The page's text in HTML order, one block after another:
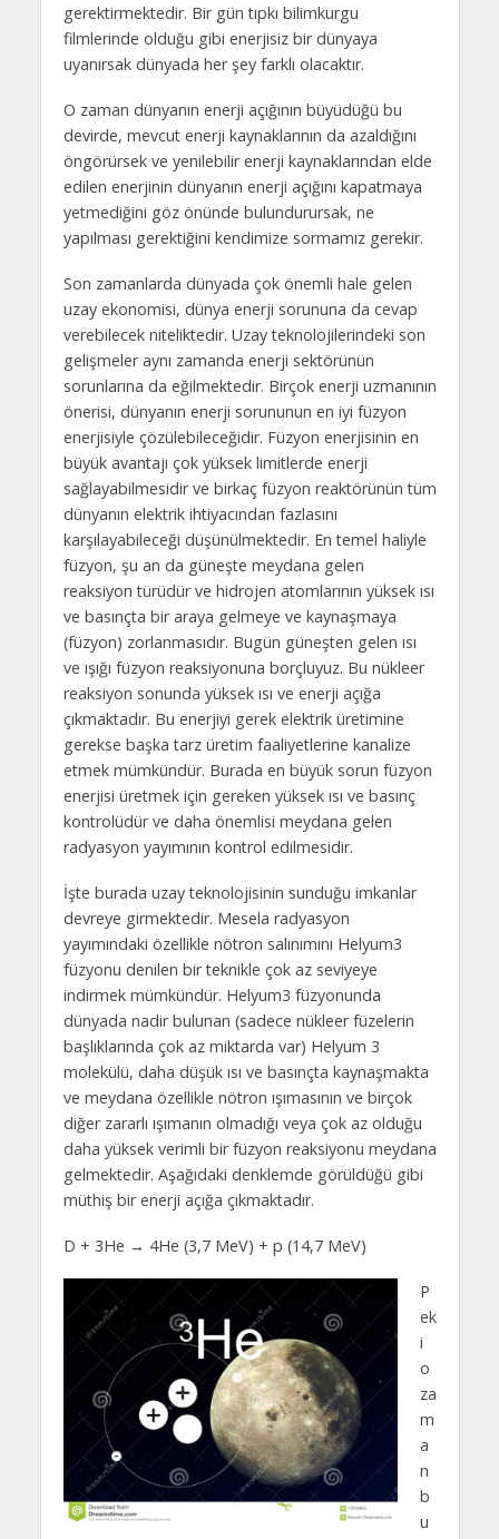
gerektirmektedir. Bir gün tıpkı bilimkurgu
filmlerinde olduğu gibi enerjisiz bir dünyaya
uyanırsak dünyada her şey farklı olacaktır.
O zaman dünyanın enerji açığının büyüdüğü bu
devirde, mevcut enerji kaynaklarının da azaldığını
öngörürsek ve yenilebilir enerji kaynaklarından elde
edilen enerjinin dünyanın enerji açığını kapatmaya
yetmediğini göz önünde bulundurursak, ne
yapılması gerektiğini kendimize sormamız gerekir.
Son zamanlarda dünyada çok önemli hale gelen
uzay ekonomisi, dünya enerji sorununa da cevap
verebilecek niteliktedir. Uzay teknolojilerindeki son
gelişmeler aynı zamanda enerji sektörünün
sorunlarına da eğilmektedir. Birçok enerji uzmanının
önerisi, dünyanın enerji sorununun en iyi füzyon
enerjisiyle çözülebileceğidir. Füzyon enerjisinin en
büyük avantajı çok yüksek limitlerde enerji
sağlayabilmesidir ve birkaç füzyon reaktörünün tüm
dünyanın elektrik ihtiyacından fazlasını
karşılayabileceği düşünülmektedir. En temel haliyle
füzyon, şu an da güneşte meydana gelen
reaksiyon türüdür ve hidrojen atomlarının yüksek ısı
ve basınçta bir araya gelmeye ve kaynaşmaya
(füzyon) zorlanmasıdır. Bugün güneşten gelen ısı
ve ışığı füzyon reaksiyonuna borçluyuz. Bu nükleer
reaksiyon sonunda yüksek ısı ve enerji açığa
çıkmaktadır. Bu enerjiyi gerek elektrik üretimine
gerekse başka tarz üretim faaliyetlerine kanalize
etmek mümkündür. Burada en büyük sorun füzyon
enerjisi üretmek için gereken yüksek ısı ve basınç
kontrolüdür ve daha önemlisi meydana gelen
radyasyon yayımının kontrol edilmesidir.
İşte burada uzay teknolojisinin sunduğu imkanlar
devreye girmektedir. Mesela radyasyon
yayımındaki özellikle nötron salınımını Helyum3
füzyonu denilen bir teknikle çok az seviyeye
indirmek mümkündür. Helyum3 füzyonunda
dünyada nadir bulunan (sadece nükleer füzelerin
başlıklarında çok az miktarda var) Helyum 3
molekülü, daha düşük ısı ve basınçta kaynaşmakta
ve meydana özellikle nötron ışımasının ve birçok
diğer zararlı ışımanın olmadığı veya çok az olduğu
daha yüksek verimli bir füzyon reaksiyonu meydana
gelmektedir. Aşağıdaki denklemde görüldüğü gibi
müthiş bir enerji açığa çıkmaktadır.
D + 3He → 4He (3,7 MeV) + p (14,7 MeV)
P
ek
i
o
za
m
a
n
b
u